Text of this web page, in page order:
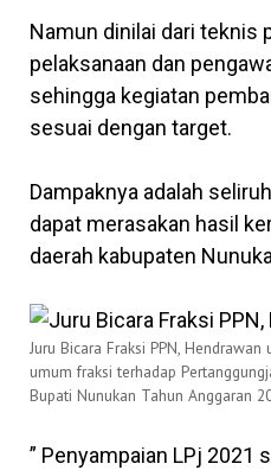
Namun dinilai dari teknis
pelaksanaan dan
sehingga kegiatan
sesuai dengan target.
Dampaknya adalah
dapat merasakan hasil
daerah kabupaten
Juru Bicara Fraksi PPN,
umum fraksi terhadap
Bupati Nunukan Tahun Anggaran
” Penyampaian LPj 2021